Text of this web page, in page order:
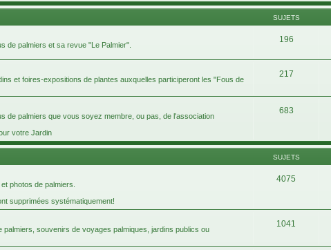
SUJETS
de palmiers et sa revue "Le Palmier".
196
et foires-expositions de plantes auxquelles participeront les "Fous de
217
de palmiers que vous soyez membre, ou pas, de l'association
votre Jardin
683
SUJETS
photos de palmiers.
supprimées systématiquement!
4075
souvenirs de voyages palmiques, jardins publics ou
1041